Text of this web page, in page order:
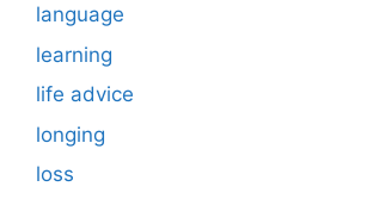
language
learning
life advice
longing
loss